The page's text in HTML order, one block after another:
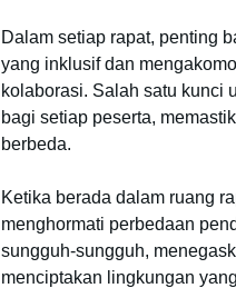
Dalam setiap rapat, penting
yang inklusif dan
kolaborasi. Salah satu kunci
bagi setiap peserta,
berbeda.
Ketika berada dalam ruang
menghormati perbedaan
sungguh-sungguh,
menciptakan lingkungan